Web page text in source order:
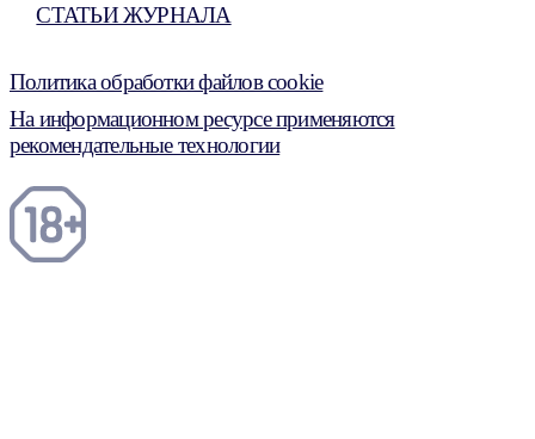
СТАТЬИ ЖУРНАЛА
Политика обработки файлов cookie
На информационном ресурсе применяются
рекомендательные технологии